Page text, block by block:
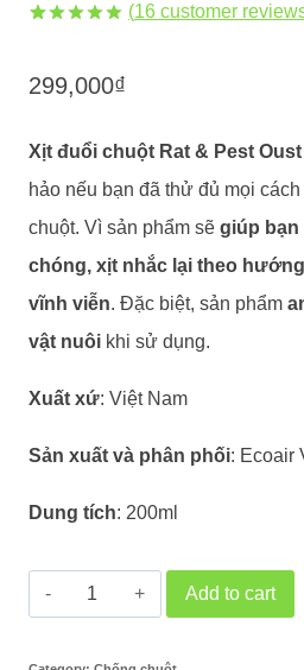
based on
customer
(16 customer
299,000₫
Xịt đuổi chuột Rat & Pest Oust
hảo nếu bạn đã thử đủ mọi
chuột. Vì sản phẩm sẽ giúp bạn
chóng, xịt nhắc lại theo
vĩnh viễn. Đặc biệt, sản phẩm
vật nuôi khi sử dụng.
Xuất xứ: Việt Nam
Sản xuất và phân phối: Ecoair
Dung tích: 200ml
Xịt
chuột
Add to cart